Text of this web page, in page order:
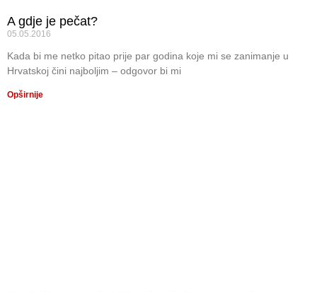
A gdje je pečat?
05.05.2016
Kada bi me netko pitao prije par godina koje mi se zanimanje u
Hrvatskoj čini najboljim – odgovor bi mi
Opširnije